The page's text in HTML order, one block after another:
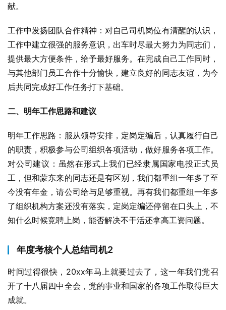
献。
工作中发扬团队合作精神：对自己司机岗位有清醒的认识，
工作中建立很强的服务意识，出车时尽最大努力为同志们，
提供最大方便条件，给予最好服务。在完成自己工作同时，
与其他部门员工合作十分愉快，建立良好的同志友谊，为今
后共同完成好工作任务打下基础。
二、明年工作思路和建议
明年工作思路：服从领导安排，定岗定编后，认真履行自己
的职责，积极参与公司组织各项活动，做好服务各项工作。
对公司建议：虽然在形式上我们已经隶属国家电投正式员
工，但和蒙东来的同志还是有区别，我们都重组一年多了至
今没有年金，请公司给与足够重视。再有我们都重组一年多
了组织机构方案还没有落实，定岗定编还停留在口头上，不
知什么时候竞聘上岗，能否解决不干活还拿高工资问题。
年度考核个人总结司机2
时间过得很快，20xx年马上就要过去了，这一年我们党召
开了十八届四中全会，党的事业和国家的各项工作取得巨大
成就。